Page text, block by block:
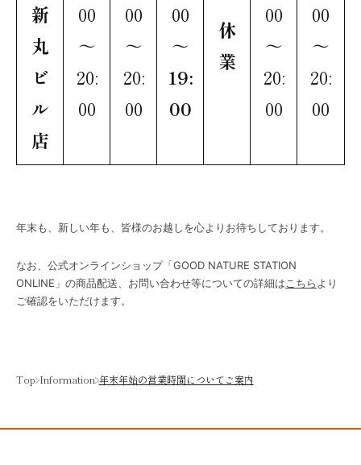
新
丸
ビ
ル
店
00
～
20:
00
00
～
20:
00
00
～
19:
00
休
業
00
～
20:
00
00
～
20:
00
年末も、新しい年も、皆様のお越しを心よりお待ちしております。
なお、公式オンラインショップ「GOOD NATURE STATION
ONLINE」の商品配送、お問い合わせ等についての詳細は こちら より
ご確認をいただけます。
Top Information 年末年始の営業時間についてご案内